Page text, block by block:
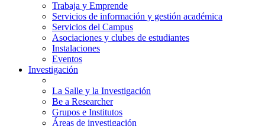
Trabaja y Emprende
Servicios de información y gestión académica
Servicios del Campus
Asociaciones y clubes de estudiantes
Instalaciones
Eventos
Investigación
La Salle y la Investigación
Be a Researcher
Grupos e Institutos
Áreas de investigación